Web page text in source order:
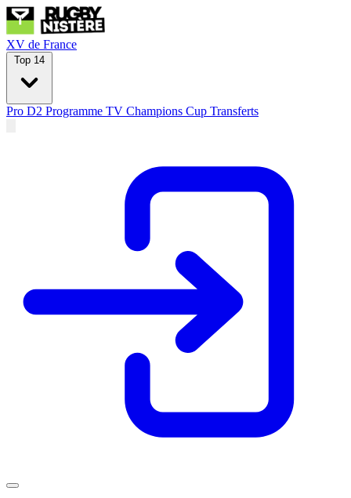
XV de France
Top 14
Pro D2 Programme TV Champions Cup Transferts